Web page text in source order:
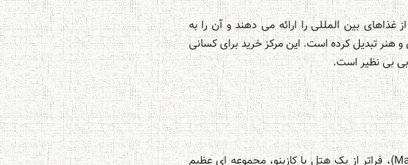
بین المللی را ارائه می دهند و آن را به
هنر تبدیل کرده است. این مرکز خرید برای کسانی
بی نظیر است.
یکی از نمادین ترین سازه های سنگاپور، «مارینا بِی سندز» (Marina Bay Sands)، فراتر از یک هتل یا کازینو، مجموعه ای عظیم